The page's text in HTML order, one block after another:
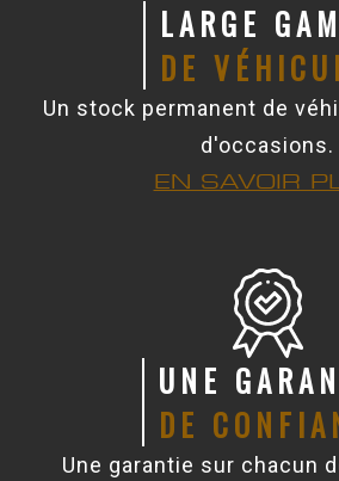
LARGE
DE
Un stock permanent de
d'occasions.
EN SAVOIR
UNE
DE
Une garantie sur chacun